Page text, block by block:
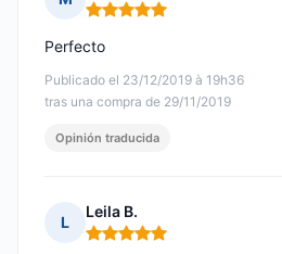
Nota: 5 de 5
Publicado el 23/12/2019 à 19h36
tras una compra de 29/11/2019
Perfecto
Opinión traducida
L
Leila B.
Nota: 5 de 5